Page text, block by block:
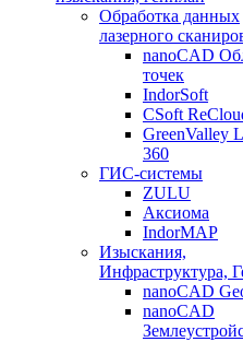
Обработка данных
лазерного
nanoCAD
точек
IndorSoft
CSoft
GreenValley
360
ГИС-системы
ZULU
Аксиома
IndorMAP
Изыскания,
Инфраструктура,
nanoCAD
nanoCAD